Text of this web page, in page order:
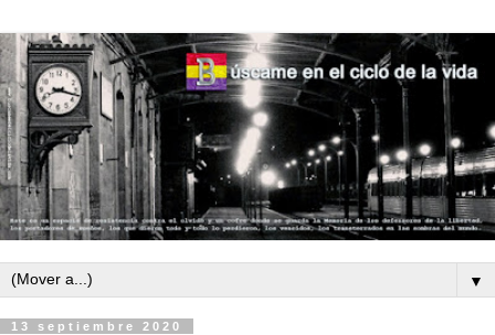
▼
13 septiembre 2020